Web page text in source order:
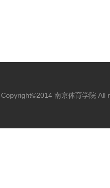
Copyright©2014 南京体育学院 All